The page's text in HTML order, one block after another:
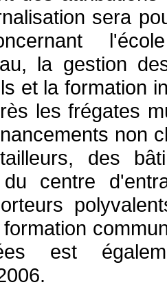
sera
la gestion
et la formation
les frégates
non
des
du centre
est